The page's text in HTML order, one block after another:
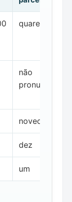
quarenta mil
não
pronunciada
novecentos
dez
um